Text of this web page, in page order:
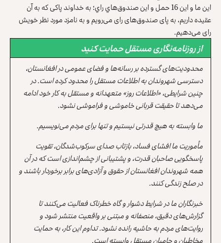
اين ما و اين 16 حمل و اين صندوق‌هاي راي؛ به خداوند پاکی که به آن
عقیده داریم، به پای صندوق‌های رای می‌رویم و به نامزد مورد نظر خویش
رای می‌دهیم.
از روزنامه‌نگاری مستقل حمایت کنید
محدودیت‌های گسترده بر رسانه‌ها و فضای عمومی در افغانستان،
دسترسی شهروندان به اطلاعات مستقل را محدود کرده است. در
چنین شرایطی، «اطلاعات روز» متعهدانه و مستقل به کار خود ادامه
می‌دهد تا حقیقت قربانی خاموشی و فراموشی نشود.
ما وابسته به هیچ قدرتی نیستیم و تنها برای مردم می‌نویسیم.
مأموریت ما افشای فساد، بازتاب صدای سرکوب‌شدگان، تقویت
پاسخگویی صاحبان قدرت، و پشتیبانی از چشم‌اندازی است که در آن
همه شهروندان افغانستان از حقوق و آزادی‌های برابر برخوردار باشند و
در صلح زندگی کنند.
خبرنگاران ما در شرایط دشوار و گاه خطرناک فعالیت می‌کنند تا
گزارش‌های دقیق، منصفانه و مبتنی بر واقعیت منتشر شود و
روایت‌های مردم به حاشیه رانده نشود. تداوم این کار، به حمایت